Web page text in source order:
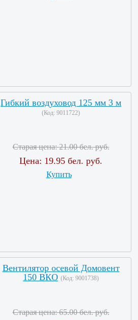
Гибкий воздуховод 125 мм 3 м
(Код: 9011722)
Старая цена:21.00 бел. руб.
Цена: 19.95 бел. руб.
Купить
Вентилятор осевой Домовент
150 ВКО (Код: 9001738)
Старая цена:65.00 бел. руб.